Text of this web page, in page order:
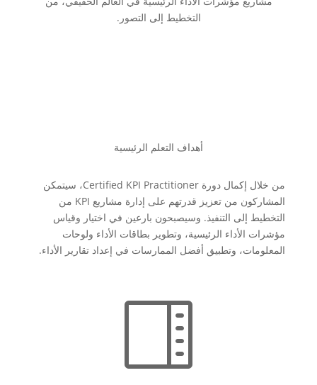
التخطيط إلى التصور.
أهداف التعلم الرئيسية
من خلال إكمال دورة Certified KPI Practitioner، سيتمكن
المشاركون من تعزيز قدرتهم على إدارة مشاريع KPI من
التخطيط إلى التنفيذ. وسيصبحون بارعين في اختيار وقياس
مؤشرات الأداء الرئيسية، وتطوير بطاقات الأداء ولوحات
المعلومات، وتطبيق أفضل الممارسات في إعداد تقارير الأداء.
